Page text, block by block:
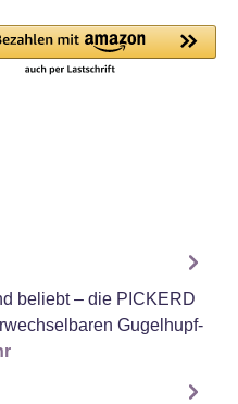
beliebt – die PICKERD
Gugelhupf-